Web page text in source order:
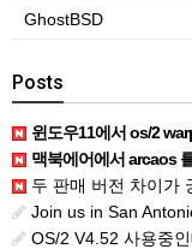
GhostBSD
Posts
윈도우11에서 os/2
맥북에어에서 arcaos 를
두 판매 버전 차이가
Join us in San
OS/2 V4.52 사용중